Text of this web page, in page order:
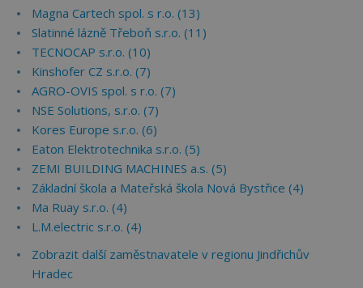
Magna Cartech spol. s r.o. (13)
Slatinné lázně Třeboň s.r.o. (11)
TECNOCAP s.r.o. (10)
Kinshofer CZ s.r.o. (7)
AGRO-OVIS spol. s r.o. (7)
NSE Solutions, s.r.o. (7)
Kores Europe s.r.o. (6)
Eaton Elektrotechnika s.r.o. (5)
ZEMI BUILDING MACHINES a.s. (5)
Základní škola a Mateřská škola Nová Bystřice (4)
Ma Ruay s.r.o. (4)
L.M.electric s.r.o. (4)
Zobrazit další zaměstnavatele v regionu Jindřichův
Hradec